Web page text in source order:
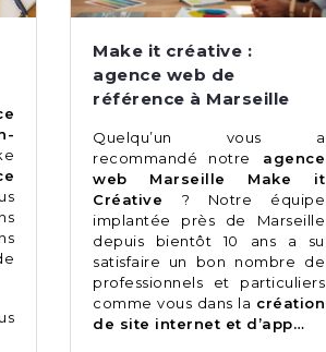
Make it créative :
agence web de
référence à Marseille
Quelqu’un vous a
recommandé notre
agence
web Marseille Make it
Créative ? Notre équipe
implantée près de Marseille
depuis bientôt 10 ans a su
satisfaire un bon nombre de
professionnels et particuliers
comme vous dans la création
de site internet et d’app…